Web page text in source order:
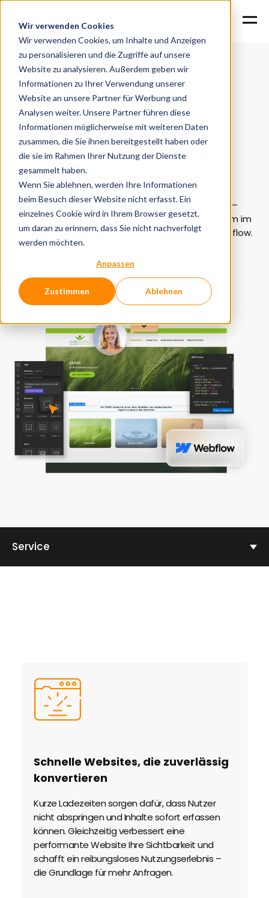
Wir verwenden Cookies
Wir verwenden Cookies, um Inhalte und Anzeigen
zu personalisieren und die Zugriffe auf unsere
Website zu analysieren. Außerdem geben wir
Informationen zu Ihrer Verwendung unserer
Website an unsere Partner für Werbung und
Analysen weiter. Unsere Partner führen diese
Informationen möglicherweise mit weiteren Daten
zusammen, die Sie ihnen bereitgestellt haben oder
die sie im Rahmen Ihrer Nutzung der Dienste
gesammelt haben.
Wenn Sie ablehnen, werden Ihre Informationen
beim Besuch dieser Website nicht erfasst. Ein
einzelnes Cookie wird in Ihrem Browser gesetzt,
um daran zu erinnern, dass Sie nicht nachverfolgt
werden möchten.
Anpassen
Zustimmen Ablehnen
Home Services Webflow Agentur
Webflow Agentur für moderne Websites
Websites mit Webflow, die
wirklich etwas bewegen
Sie brauchen keine Website, die nur gut aussieht –
sondern eine, die funktioniert, skaliert und Ihr Team im
Alltag entlastet. Genau dafür setzen wir auf Webflow.
Website-Projekt besprechen
Service
Schnelle Websites, die zuverlässig
konvertieren
Kurze Ladezeiten sorgen dafür, dass Nutzer
nicht abspringen und Inhalte sofort erfassen
können. Gleichzeitig verbessert eine
performante Website Ihre Sichtbarkeit und
schafft ein reibungsloses Nutzungserlebnis –
die Grundlage für mehr Anfragen.